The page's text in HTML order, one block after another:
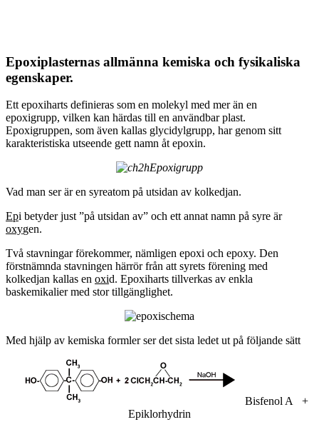
Epoxiplasternas allmänna kemiska och fysikaliska
egenskaper.
Ett epoxiharts definieras som en molekyl med mer än en
epoxigrupp, vilken kan härdas till en användbar plast.
Epoxigruppen, som även kallas glycidylgrupp, har genom sitt
karakteristiska utseende gett namn åt epoxin.
Epoxigrupp
Vad man ser är en syreatom på utsidan av kolkedjan.
Epi betyder just ”på utsidan av” och ett annat namn på syre är
oxygen.
Två stavningar förekommer, nämligen epoxi och epoxy. Den
förstnämnda stavningen härrör från att syrets förening med
kolkedjan kallas en oxid. Epoxiharts tillverkas av enkla
baskemikalier med stor tillgänglighet.
Med hjälp av kemiska formler ser det sista ledet ut på följande sätt
Bisfenol A +
Epiklorhydrin